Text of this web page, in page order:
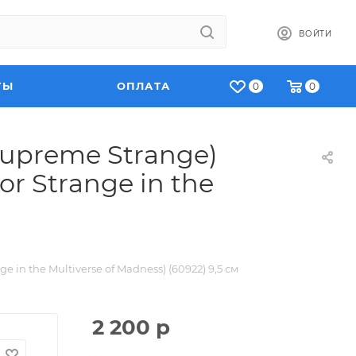
ВОЙТИ
0 0
ОПЛАТА
Strange)
Strange in the
in the Multiverse of Madness) (60922) 9,5 см
2 200 р